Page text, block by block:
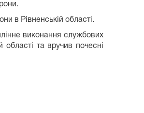
в Рівненській області.
виконання службових
області та вручив почесні